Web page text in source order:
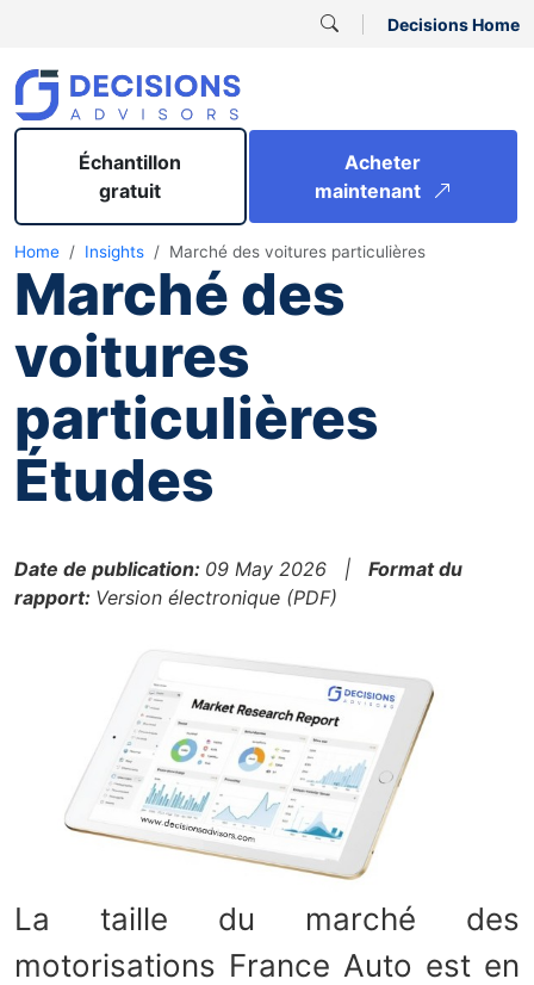
Decisions Home
Échantillon
gratuit
Acheter
maintenant
Home Insights Marché des voitures particulières
Marché des
voitures
particulières
Études
Date de publication: 09 May 2026 | Format du
rapport: Version électronique (PDF)
La taille du marché des
motorisations France Auto est en